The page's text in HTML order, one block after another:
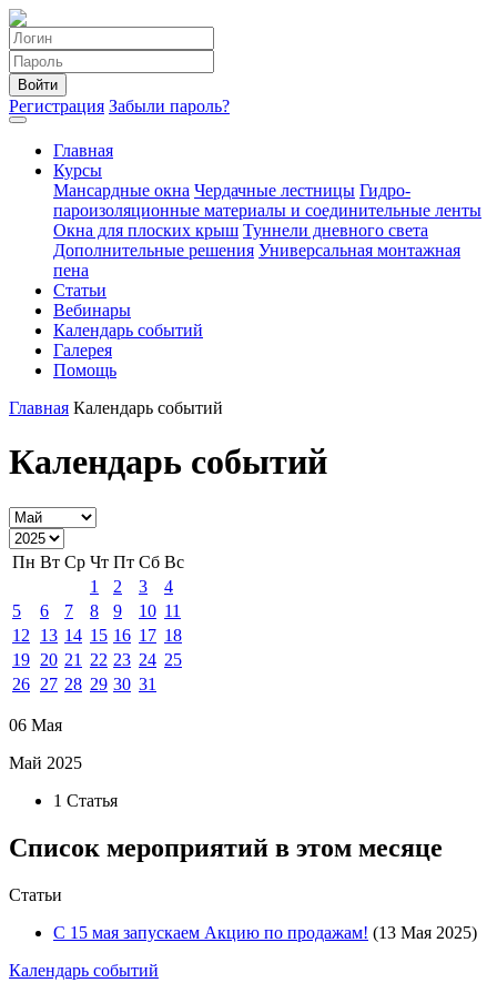
Войти
Регистрация Забыли пароль?
Главная
Курсы
Мансардные окна Чердачные лестницы Гидро-
пароизоляционные материалы и соединительные ленты
Окна для плоских крыш Туннели дневного света
Дополнительные решения Универсальная монтажная
пена
Статьи
Вебинары
Календарь событий
Галерея
Помощь
Главная Календарь событий
Календарь событий
Пн Вт Ср Чт Пт Сб Вс
1
2 3
4
5
6 7 8 9 10 11
12
13 14 15 16 17 18
19 20 21 22 23 24 25
26 27 28 29 30 31
06 Мая
Май 2025
1 Статья
Список мероприятий в этом месяце
Статьи
С 15 мая запускаем Акцию по продажам! (13 Мая 2025)
Календарь событий